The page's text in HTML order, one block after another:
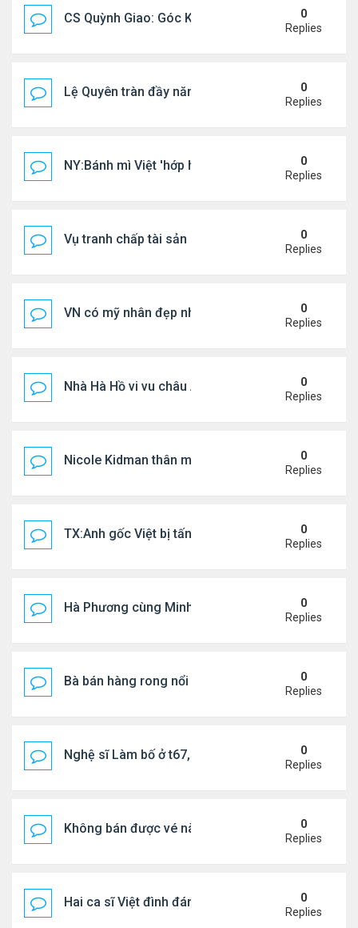
CS Quỳnh Giao: Góc Khuất Của Căn Bệnh Đoạt
0
Replies
Lệ Quyên tràn đầy năng lượng tại Mỹ
0
Replies
NY:Bánh mì Việt 'hớp hồn' thực khách Mỹ
0
Replies
Vụ tranh chấp tài sản của dv Đức Tiến
0
Replies
VN có mỹ nhân đẹp như búp bê bỏ showbiz lấy
0
Replies
Nhà Hà Hồ vi vu châu Âu
0
Replies
Nicole Kidman thân mật bên bf doanh nhân
0
Replies
TX:Anh gốc Việt bị tấn công dã man, khó qua khỏi
0
Replies
Hà Phương cùng Minh Tuyết đi sự kiện
0
Replies
Bà bán hàng rong nổi tiếng bị tịch thu quang gánh
0
Replies
Nghệ sĩ Làm bố ở t67, mê dưỡng da chẳng kém
0
Replies
Không bán được vé nào, 1 phim Việt rời rạp
0
Replies
Hai ca sĩ Việt đình đám không phải vợ chồng vẫn
0
Replies